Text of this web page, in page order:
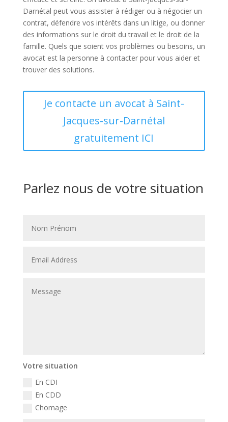
Darnétal peut vous assister à rédiger ou à négocier un
contrat, défendre vos intérêts dans un litige, ou donner
des informations sur le droit du travail et le droit de la
famille. Quels que soient vos problèmes ou besoins, un
avocat est la personne à contacter pour vous aider et
trouver des solutions.
Je contacte un avocat à Saint-
Jacques-sur-Darnétal
gratuitement ICI
Parlez nous de votre situation
Votre situation
En CDI
En CDD
Chomage